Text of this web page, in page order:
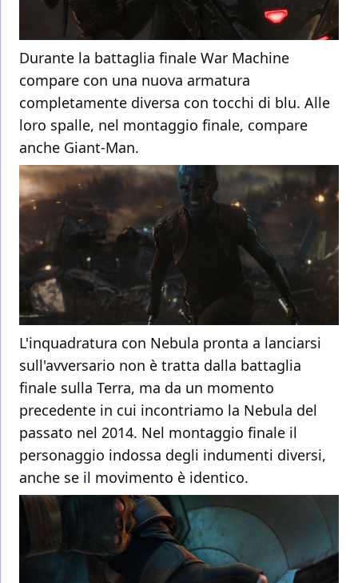
Durante la battaglia finale War Machine
compare con una nuova armatura
completamente diversa con tocchi di blu. Alle
loro spalle, nel montaggio finale, compare
anche Giant-Man.
L'inquadratura con Nebula pronta a lanciarsi
sull'avversario non è tratta dalla battaglia
finale sulla Terra, ma da un momento
precedente in cui incontriamo la Nebula del
passato nel 2014. Nel montaggio finale il
personaggio indossa degli indumenti diversi,
anche se il movimento è identico.